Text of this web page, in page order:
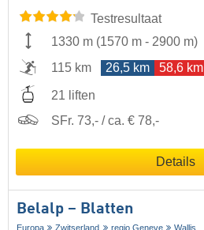
Testresultaat
1330 m (1570 m - 2900 m)
115 km
26,5 km 58,6 km
21 liften
SFr. 73,- / ca. € 78,-
Details
Belalp – Blatten
Europa Zwitserland regio Geneve Wallis